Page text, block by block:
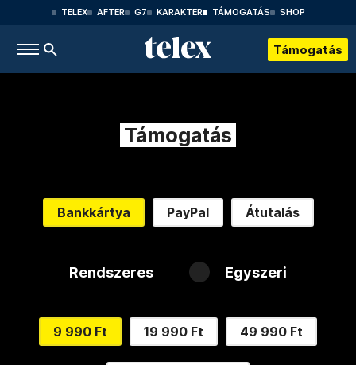
TELEX AFTER G7 KARAKTER TÁMOGATÁS SHOP
Támogatás
Támogatás
Bankkártya PayPal Átutalás
Rendszeres Egyszeri
9 990 Ft 19 990 Ft 49 990 Ft